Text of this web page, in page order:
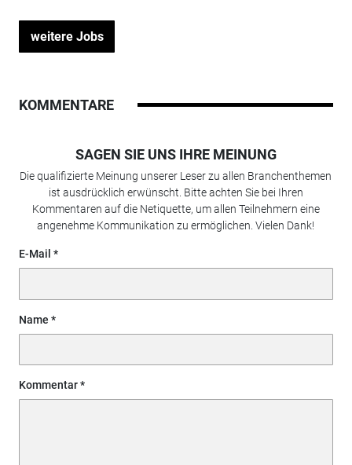
weitere Jobs
KOMMENTARE
SAGEN SIE UNS IHRE MEINUNG
Die qualifizierte Meinung unserer Leser zu allen Branchenthemen
ist ausdrücklich erwünscht. Bitte achten Sie bei Ihren
Kommentaren auf die Netiquette, um allen Teilnehmern eine
angenehme Kommunikation zu ermöglichen. Vielen Dank!
E-Mail
Name
Kommentar